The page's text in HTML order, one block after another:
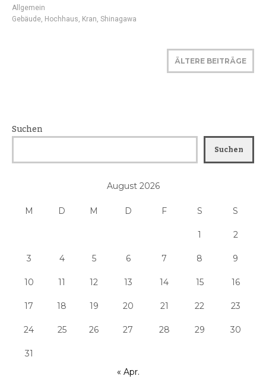
Allgemein
Gebäude, Hochhaus, Kran, Shinagawa
ÄLTERE BEITRÄGE
Suchen
Suchen
August 2026
M D M D F S S
1 2
3 4 5 6 7 8 9
10 11 12 13 14 15 16
17 18 19 20 21 22 23
24 25 26 27 28 29 30
31
« Apr.